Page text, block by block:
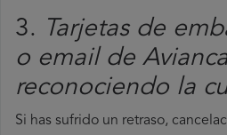
3.
Tarjetas de
o email de
reconociendo la
Si has sufrido un retraso,